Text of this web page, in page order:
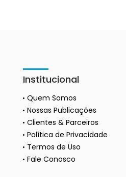
Institucional
Quem Somos
Nossas Publicações
Clientes & Parceiros
Política de Privacidade
Termos de Uso
Fale Conosco